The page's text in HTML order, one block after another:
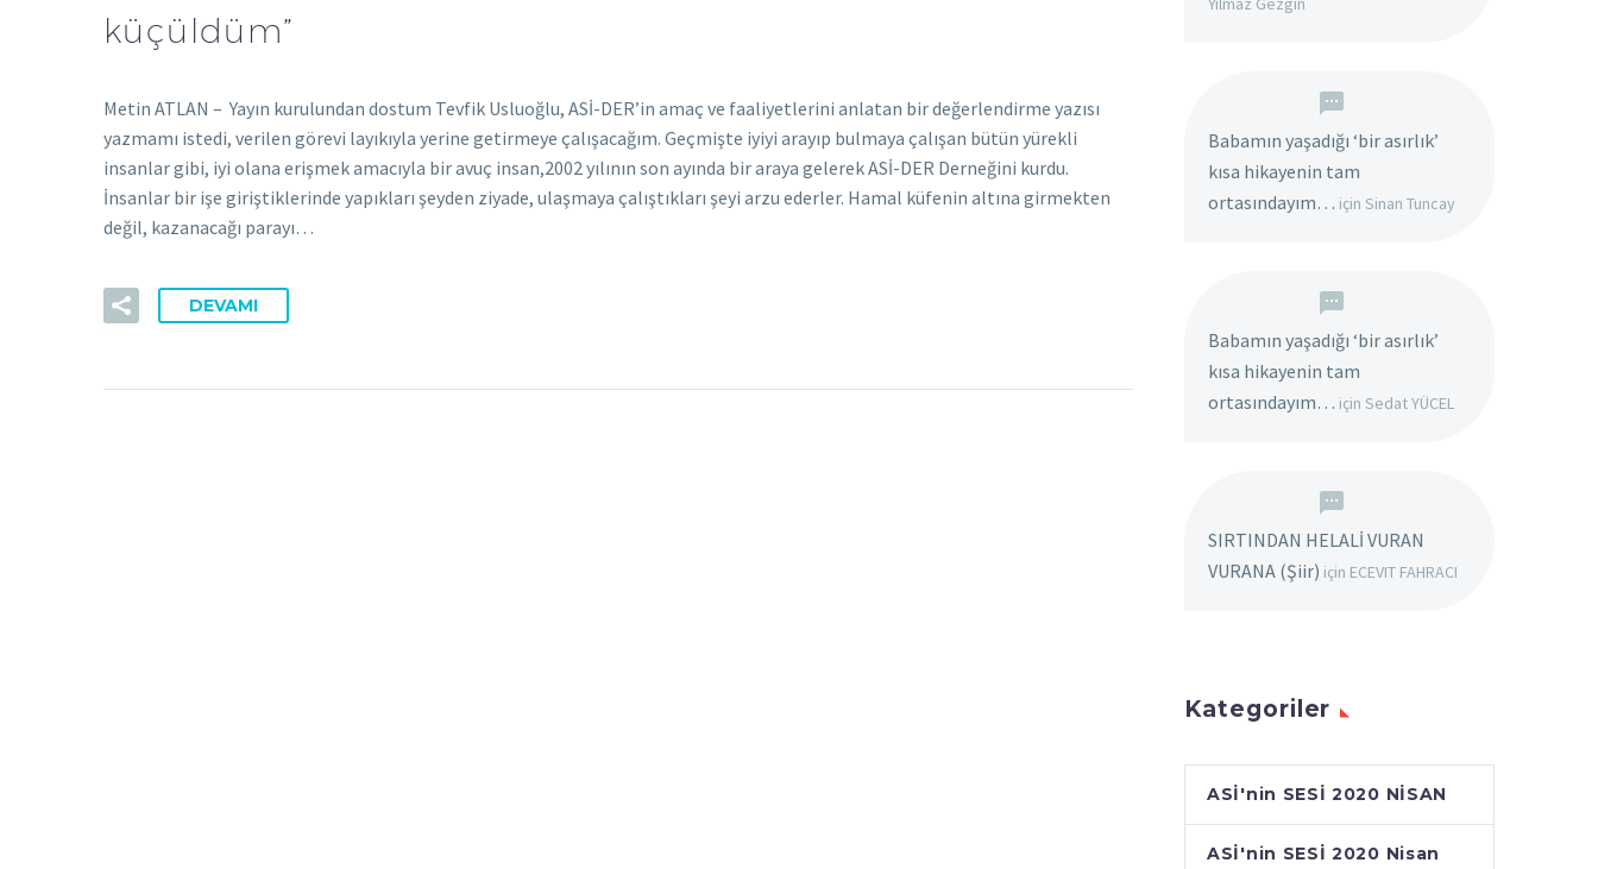
küçüldüm”
Metin ATLAN – Yayın kurulundan dostum Tevfik Usluoğlu, ASİ-DER’in amaç ve faaliyetlerini anlatan bir değerlendirme yazısı
yazmamı istedi, verilen görevi layıkıyla yerine getirmeye çalışacağım. Geçmişte iyiyi arayıp bulmaya çalışan bütün yürekli
insanlar gibi, iyi olana erişmek amacıyla bir avuç insan,2002 yılının son ayında bir araya gelerek ASİ-DER Derneğini kurdu.
İnsanlar bir işe giriştiklerinde yapıkları şeyden ziyade, ulaşmaya çalıştıkları şeyi arzu ederler. Hamal küfenin altına girmekten
değil, kazanacağı parayı…
DEVAMI
Babamın yaşadığı ‘bir asırlık’
kısa hikayenin tam
ortasındayım… için Sinan Tuncay
Babamın yaşadığı ‘bir asırlık’
kısa hikayenin tam
ortasındayım… için Sedat YÜCEL
SIRTINDAN HELALİ VURAN
VURANA (Şiir) için ECEVIT FAHRACI
Kategoriler
ASİ'nin SESİ 2020 NİSAN
ASİ'nin SESİ 2020 Nisan